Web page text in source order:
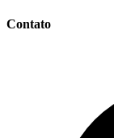
Contato